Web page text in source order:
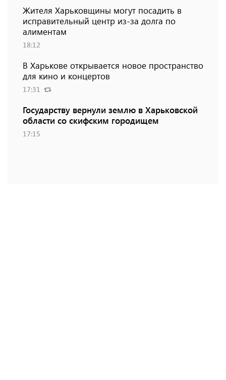
Жителя Харьковщины могут посадить в
исправительный центр из-за долга по
алиментам
18:12
В Харькове открывается новое пространство
для кино и концертов
17:31
Государству вернули землю в Харьковской
области со скифским городищем
17:15